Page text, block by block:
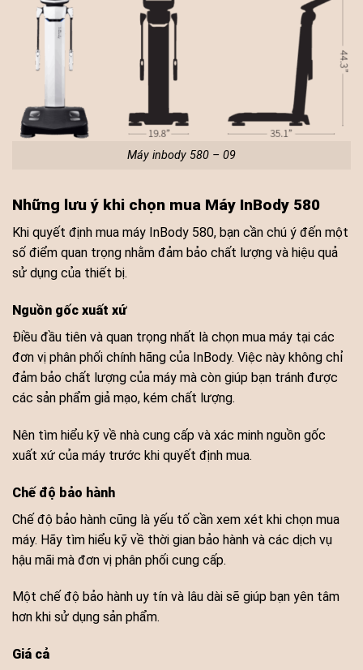
Máy inbody 580 – 09
Những lưu ý khi chọn mua Máy InBody 580
Khi quyết định mua máy InBody 580, bạn cần chú ý đến một
số điểm quan trọng nhằm đảm bảo chất lượng và hiệu quả
sử dụng của thiết bị.
Nguồn gốc xuất xứ
Điều đầu tiên và quan trọng nhất là chọn mua máy tại các
đơn vị phân phối chính hãng của InBody. Việc này không chỉ
đảm bảo chất lượng của máy mà còn giúp bạn tránh được
các sản phẩm giả mạo, kém chất lượng.
Nên tìm hiểu kỹ về nhà cung cấp và xác minh nguồn gốc
xuất xứ của máy trước khi quyết định mua.
Chế độ bảo hành
Chế độ bảo hành cũng là yếu tố cần xem xét khi chọn mua
máy. Hãy tìm hiểu kỹ về thời gian bảo hành và các dịch vụ
hậu mãi mà đơn vị phân phối cung cấp.
Một chế độ bảo hành uy tín và lâu dài sẽ giúp bạn yên tâm
hơn khi sử dụng sản phẩm.
Giá cả